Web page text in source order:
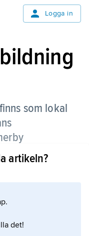
Logga in
finns som lokal
och
artikeln?
det!